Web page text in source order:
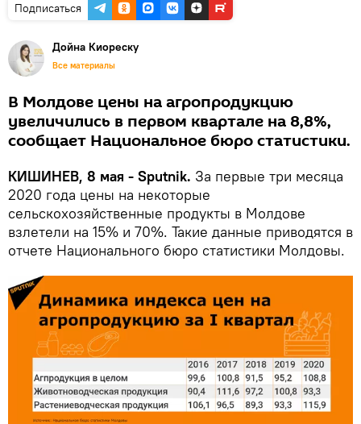
Подписаться
Дойна Киореску
Все материалы
В Молдове цены на агропродукцию
увеличились в первом квартале на 8,8%,
сообщает Национальное бюро статистики.
КИШИНЕВ, 8 мая - Sputnik. За первые три месяца
2020 года цены на некоторые
сельскохозяйственные продукты в Молдове
взлетели на 15% и 70%. Такие данные приводятся в
отчете Национального бюро статистики Молдовы.